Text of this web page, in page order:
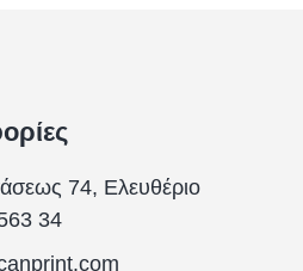
74, Ελευθέριο
34